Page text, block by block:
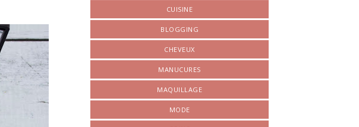
CUISINE
BLOGGING
CHEVEUX
MANUCURES
MAQUILLAGE
MODE